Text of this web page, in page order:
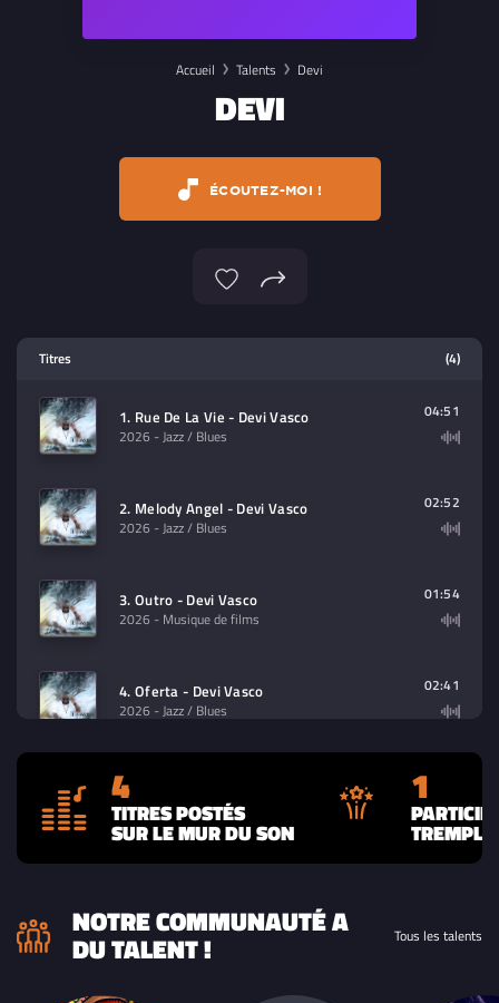
Accueil Talents Devi
DEVI
ÉCOUTEZ-MOI !
contenu à lire (audio/video)
Titres (4)
1. Rue De La Vie - Devi Vasco
2026 - Jazz / Blues
04:51
2. Melody Angel - Devi Vasco
2026 - Jazz / Blues
02:52
3. Outro - Devi Vasco
2026 - Musique de films
01:54
4. Oferta - Devi Vasco
2026 - Jazz / Blues
02:41
4
TITRES POSTÉS
SUR LE MUR DU SON
1
NOTRE COMMUNAUTÉ A
DU TALENT ! Tous les talents